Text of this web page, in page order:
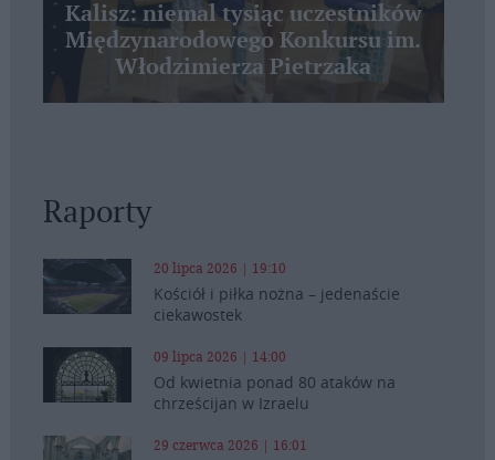
Kalisz: niemal tysiąc uczestników
Międzynarodowego Konkursu im.
Włodzimierza Pietrzaka
Raporty
20 lipca 2026 | 19:10
Kościół i piłka nożna – jedenaście
ciekawostek
09 lipca 2026 | 14:00
Od kwietnia ponad 80 ataków na
chrześcijan w Izraelu
29 czerwca 2026 | 16:01